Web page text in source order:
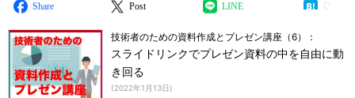
Share Post LINE
技術者のための資料作成とプレゼン講座（6）：
スライドリンクでプレゼン資料の中を自由に動
き回る
(2022年1月13日)